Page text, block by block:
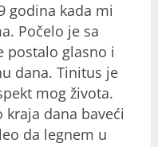
godina kada mi
Počelo je sa
postalo glasno i
dana. Tinitus je
mog života.
dana baveći
da legnem u